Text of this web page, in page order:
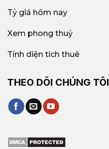
Tỷ giá hôm nay
Xem phong thuỷ
Tính diện tích thuê
THEO DÕI CHÚNG TÔI